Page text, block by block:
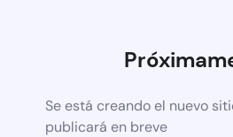
Se está creando el nuevo
publicará en breve